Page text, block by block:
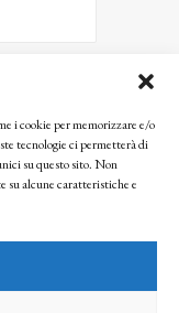
i cookie per memorizzare e/o
tecnologie ci permetterà di
su questo sito. Non
su alcune caratteristiche e
saranno trattate
Matteucci